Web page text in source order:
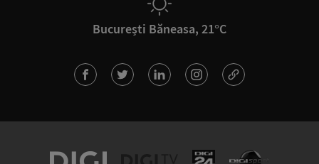
București Băneasa, 21°C